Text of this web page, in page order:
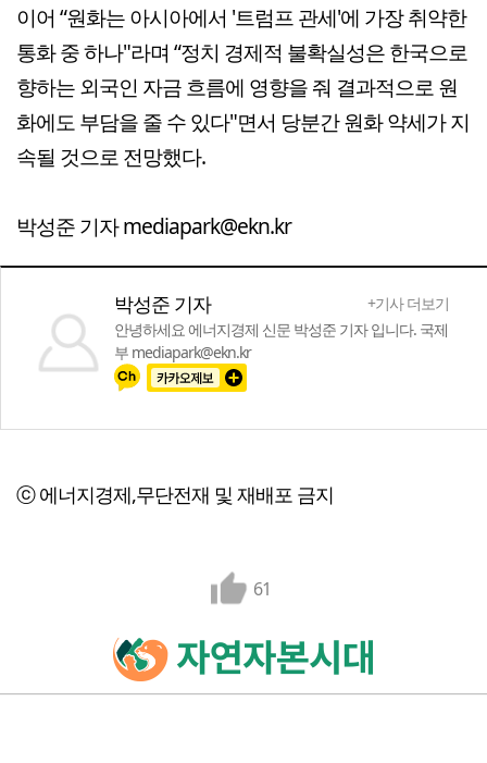
이어 “원화는 아시아에서 '트럼프 관세'에 가장 취약한
통화 중 하나"라며 “정치 경제적 불확실성은 한국으로
향하는 외국인 자금 흐름에 영향을 줘 결과적으로 원
화에도 부담을 줄 수 있다"면서 당분간 원화 약세가 지
속될 것으로 전망했다.
박성준 기자 mediapark@ekn.kr
박성준 기자
+기사 더보기
안녕하세요 에너지경제 신문 박성준 기자 입니다. 국제
부 mediapark@ekn.kr
ⓒ 에너지경제,무단전재 및 재배포 금지
61